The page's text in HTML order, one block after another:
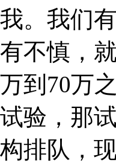
我。我们
有不慎，
万到70万
试验，那
构排队，